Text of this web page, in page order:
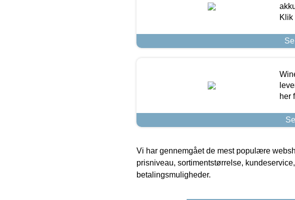
Klik
her
Vi har gennemgået de mest populære
prisniveau, sortimentstørrelse,
betalingsmuligheder.